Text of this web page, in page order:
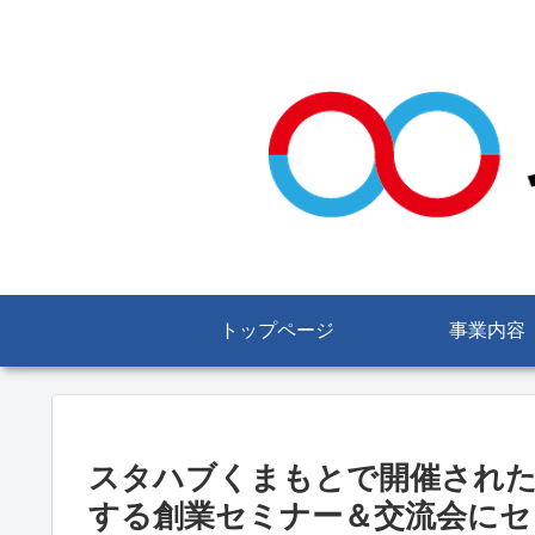
トップページ 事業内容
スタハブくまもとで開催され
する創業セミナー＆交流会に